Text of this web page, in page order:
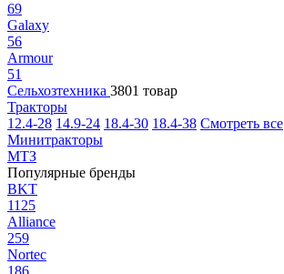
69
Galaxy
56
Armour
51
Сельхозтехника 3801 товар
Тракторы
12.4-28 14.9-24 18.4-30 18.4-38 Смотреть все
Минитракторы
МТЗ
Популярные бренды
BKT
1125
Alliance
259
Nortec
186